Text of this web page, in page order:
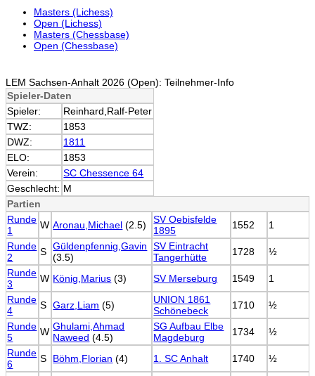
Masters (Lichess)
Open (Lichess)
Masters (Chessbase)
Open (Chessbase)
LEM Sachsen-Anhalt 2026 (Open): Teilnehmer-Info
Spieler-Daten
Spieler:
Reinhard,Ralf-Peter
TWZ:
1853
DWZ:
1811
ELO:
1853
Verein:
SC Chessence 64
Geschlecht: M
Partien
Runde
1
W Aronau,Michael (2.5)
SV Oebisfelde
1895
1552
1
Runde
2
S Güldenpfennig,Gavin
(3.5)
SV Eintracht
Tangerhütte
1728
½
Runde
3
W König,Marius (3) SV Merseburg 1549
1
Runde
4
S Garz,Liam (5)
UNION 1861
Schönebeck
1710
½
Runde
5
W Ghulami,Ahmad
Naweed (4.5)
SG Aufbau Elbe
Magdeburg
1734
½
Runde
6
S Böhm,Florian (4) 1. SC Anhalt 1740
½